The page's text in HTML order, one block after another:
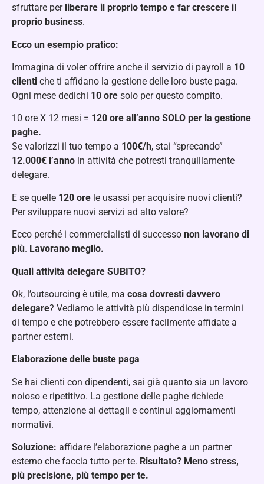
sfruttare per liberare il proprio tempo e far crescere il
proprio business.
Ecco un esempio pratico:
Immagina di voler offrire anche il servizio di payroll a 10
clienti che ti affidano la gestione delle loro buste paga.
Ogni mese dedichi 10 ore solo per questo compito.
10 ore X 12 mesi = 120 ore all’anno SOLO per la gestione
paghe.
Se valorizzi il tuo tempo a 100€/h, stai “sprecando”
12.000€ l’anno in attività che potresti tranquillamente
delegare.
E se quelle 120 ore le usassi per acquisire nuovi clienti?
Per sviluppare nuovi servizi ad alto valore?
Ecco perché i commercialisti di successo non lavorano di
più. Lavorano meglio.
Quali attività delegare SUBITO?
Ok, l’outsourcing è utile, ma cosa dovresti davvero
delegare? Vediamo le attività più dispendiose in termini
di tempo e che potrebbero essere facilmente affidate a
partner esterni.
Elaborazione delle buste paga
Se hai clienti con dipendenti, sai già quanto sia un lavoro
noioso e ripetitivo. La gestione delle paghe richiede
tempo, attenzione ai dettagli e continui aggiornamenti
normativi.
Soluzione: affidare l’elaborazione paghe a un partner
esterno che faccia tutto per te. Risultato? Meno stress,
più precisione, più tempo per te.